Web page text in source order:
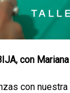
con
con